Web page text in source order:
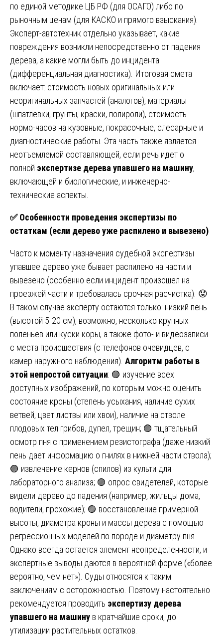
по единой методике ЦБ РФ (для ОСАГО) либо по
рыночным ценам (для КАСКО и прямого взыскания).
Эксперт-автотехник отдельно указывает, какие
повреждения возникли непосредственно от падения
дерева, а какие могли быть до инцидента
(дифференциальная диагностика). Итоговая смета
включает: стоимость новых оригинальных или
неоригинальных запчастей (аналогов), материалы
(шпатлевки, грунты, краски, полироли), стоимость
нормо-часов на кузовные, покрасочные, слесарные и
диагностические работы. Эта часть также является
неотъемлемой составляющей, если речь идет о
полной экспертизе дерева упавшего на машину,
включающей и биологические, и инженерно-
технические аспекты.
✅Особенности проведения экспертизы по
остаткам (если дерево уже распилено и вывезено)
Часто к моменту назначения судебной экспертизы
упавшее дерево уже бывает распилено на части и
вывезено (особенно если инцидент произошел на
проезжей части и требовалась срочная расчистка). 😟
В таком случае эксперту остаются только: низкий пень
(высотой 5-20 см), возможно, несколько крупных
поленьев или куски коры, а также фото- и видеозаписи
с места происшествия (с телефонов очевидцев, с
камер наружного наблюдения). Алгоритм работы в
этой непростой ситуации: 🟣 изучение всех
доступных изображений, по которым можно оценить
состояние кроны (степень усыхания, наличие сухих
ветвей, цвет листвы или хвои), наличие на стволе
плодовых тел грибов, дупел, трещин; 🟣 тщательный
осмотр пня с применением резистографа (даже низкий
пень дает информацию о гнилях в нижней части ствола);
🟣 извлечение кернов (спилов) из культи для
лабораторного анализа; 🟣 опрос свидетелей, которые
видели дерево до падения (например, жильцы дома,
водители, прохожие); 🟣 восстановление примерной
высоты, диаметра кроны и массы дерева с помощью
регрессионных моделей по породе и диаметру пня.
Однако всегда остается элемент неопределенности, и
экспертные выводы даются в вероятной форме («более
вероятно, чем нет»). Суды относятся к таким
заключениям с осторожностью. Поэтому настоятельно
рекомендуется проводить экспертизу дерева
упавшего на машину в кратчайшие сроки, до
утилизации растительных остатков.